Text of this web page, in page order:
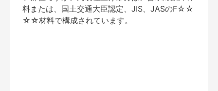
料または、国土交通大臣認定、JIS、JASのF☆☆
☆☆材料で構成されています。